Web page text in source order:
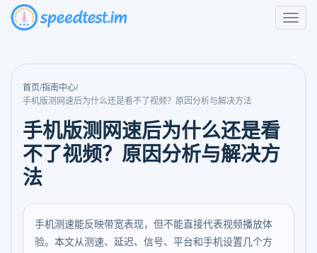
首页/指南中心/
手机版测网速后为什么还是看不了视频？原因分析与解决方法
手机版测网速后为什么还是看
不了视频？原因分析与解决方
法
手机测速能反映带宽表现，但不能直接代表视频播放体
验。本文从测速、延迟、信号、平台和手机设置几个方